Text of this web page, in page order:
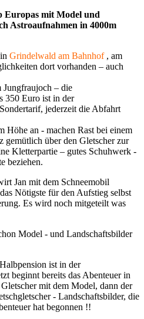
Europas mit Model und
Astroaufnahmen in 4000m
Grindelwald am Bahnhof, am
dort vorhanden – auch
– die
Euro ist in der
jederzeit die Abfahrt
Höhe an - machen Rast bei einem
gemütlich über den Gletscher zur
Kletterpartie – gutes Schuhwerk -
beziehen.
Jan mit dem Schneemobil
Nötigste für den Aufstieg selbst
Es wird noch mitgeteilt was
Model - und Landschaftsbilder
ist in der
beginnt bereits das Abenteuer in
mit dem Model, dann der
- Landschaftsbilder, die
hat begonnen !!